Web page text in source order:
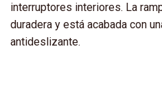
interruptores interiores. La
duradera y está acabada con
antideslizante.